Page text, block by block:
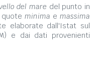
del mare del punto in
quote minima e massima
elaborate dall'Istat sul
e dai dati provenienti